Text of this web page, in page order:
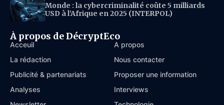
Monde : la cybercriminalité coûte 5 milliards
USD à l’Afrique en 2025 (INTERPOL)
À propos de DécryptEco
Acceuil
À propos
La rédaction
Nous contacter
Publicité & partenariats
Proposer une information
Analyses
Interviews